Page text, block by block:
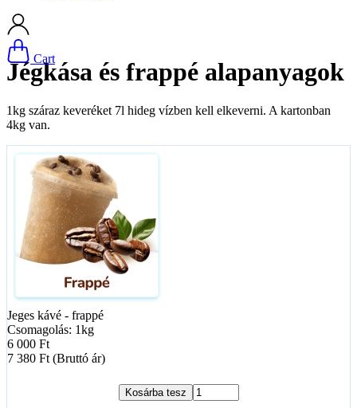
Cart
Jégkása és frappé alapanyagok
1kg száraz keveréket 7l hideg vízben kell elkeverni. A kartonban
4kg van.
Jeges kávé - frappé
Csomagolás: 1kg
6 000 Ft
7 380 Ft (Bruttó ár)
Kosárba tesz